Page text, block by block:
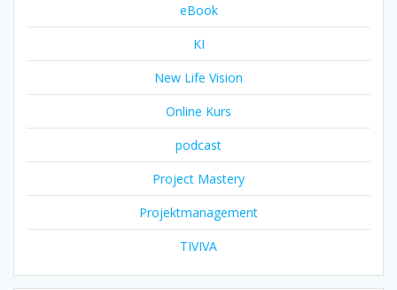
eBook
KI
New Life Vision
Online Kurs
podcast
Project Mastery
Projektmanagement
TIVIVA